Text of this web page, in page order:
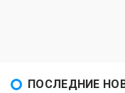
ПОСЛЕДНИЕ